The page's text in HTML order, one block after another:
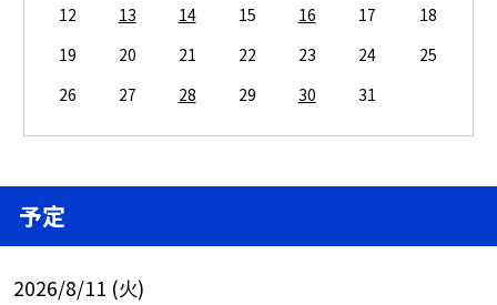
12
13 14 15 16 17
18
19
20 21 22 23 24
25
26
27 28 29 30 31
予定
2026/8/11 (火)